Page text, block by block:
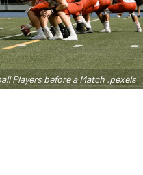
Players before a Match .pexels